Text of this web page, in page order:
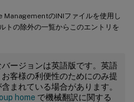
のINIファイルを使用し
トの除外の一覧からこのエントリを
ージョンは英語版です。英語
客様の利便性のためにのみ提
まれている場合があります。
home で機械翻訳に関する